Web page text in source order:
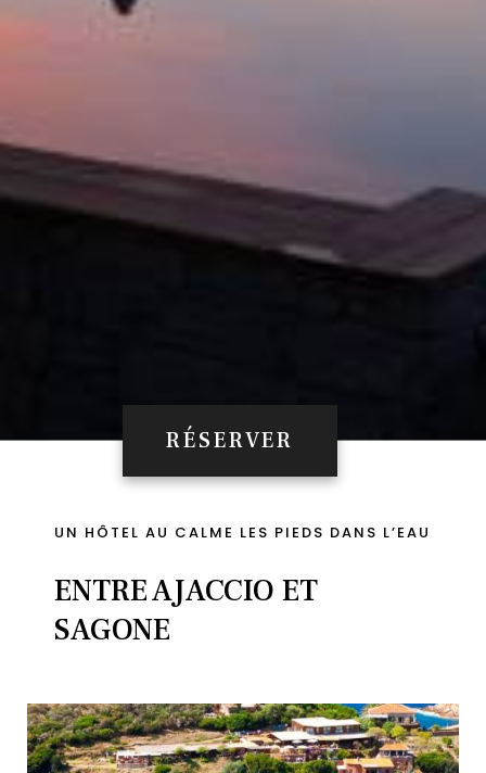
RÉSERVER
UN HÔTEL AU CALME LES PIEDS DANS L’EAU
ENTRE AJACCIO ET
SAGONE